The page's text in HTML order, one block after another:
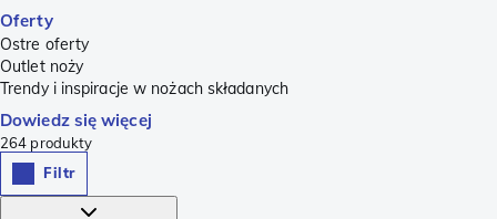
Oferty
Ostre oferty
Outlet noży
Trendy i inspiracje w nożach składanych
Dowiedz się więcej
264 produkty
Filtr